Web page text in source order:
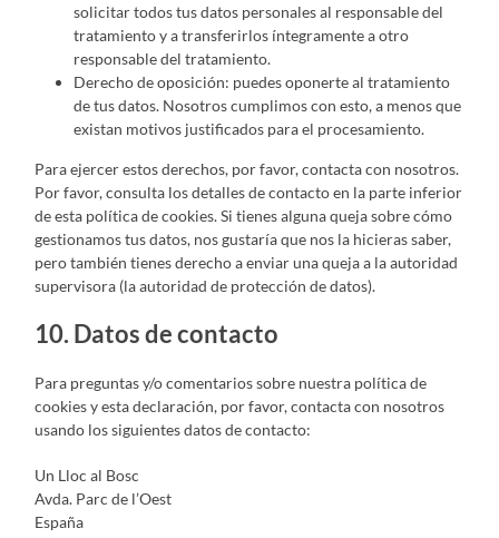
solicitar todos tus datos personales al responsable del
tratamiento y a transferirlos íntegramente a otro
responsable del tratamiento.
Derecho de oposición: puedes oponerte al tratamiento
de tus datos. Nosotros cumplimos con esto, a menos que
existan motivos justificados para el procesamiento.
Para ejercer estos derechos, por favor, contacta con nosotros.
Por favor, consulta los detalles de contacto en la parte inferior
de esta política de cookies. Si tienes alguna queja sobre cómo
gestionamos tus datos, nos gustaría que nos la hicieras saber,
pero también tienes derecho a enviar una queja a la autoridad
supervisora (la autoridad de protección de datos).
10. Datos de contacto
Para preguntas y/o comentarios sobre nuestra política de
cookies y esta declaración, por favor, contacta con nosotros
usando los siguientes datos de contacto:
Un Lloc al Bosc
Avda. Parc de l’Oest
España